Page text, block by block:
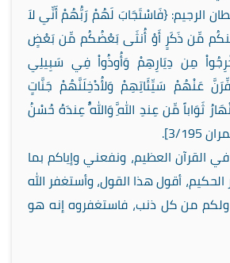
الرجيم: {فَاسْتَجَابَ لَهُمْ رَبُّهُمْ أَنِّي لاَ
مِّن ذَكَرٍ أَوْ أُنثَى بَعْضُكُم مِّن بَعْضٍ
مِن دِيَارِهِمْ وَأُوذُواْ فِي سَبِيلِي
عَنْهُمْ سَيِّئَاتِهِمْ وَلأُدْخِلَنَّهُمْ جَنَّاتٍ
ثَوَاباً مِّن عِندِ اللَّهِ وَاللَّهُ عِندَهُ حُسْنُ
195].
القرآن العظيم، ونفعني وإياكم بما
أقول هذا القول، وأستغفر الله
ولكم من كل ذنب، فاستغفروه إنه هو